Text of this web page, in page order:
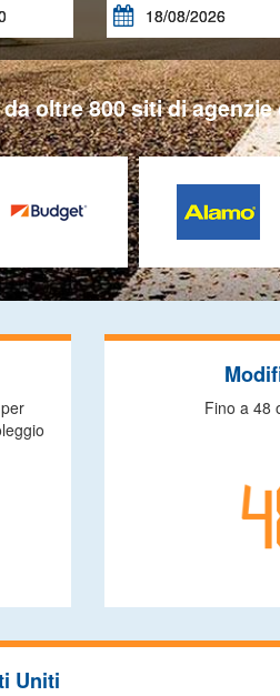

oltre 800 siti di
Fino a 48
Uniti